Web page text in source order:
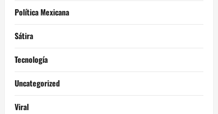
Política Mexicana
Sátira
Tecnología
Uncategorized
Viral